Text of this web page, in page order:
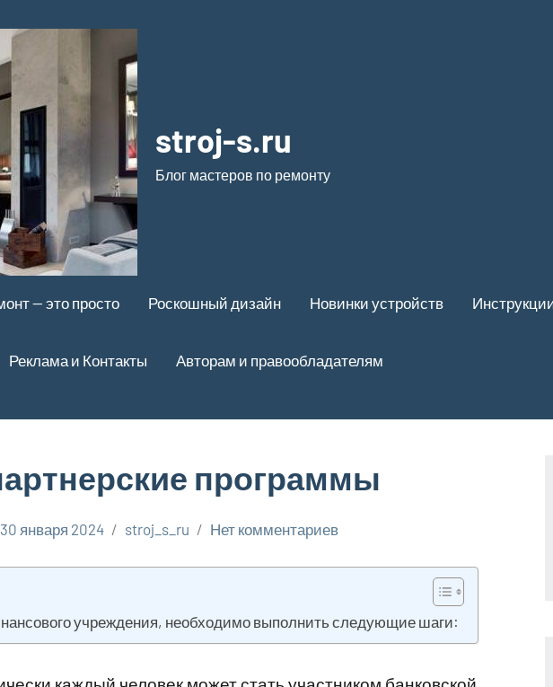
stroj-s.ru
Блог мастеров по ремонту
— это просто Роскошный дизайн Новинки устройств
Реклама и Контакты Авторам и правообладателям
программы
30 января 2024 stroj_s_ru Нет комментариев
учреждения, необходимо выполнить следующие шаги: